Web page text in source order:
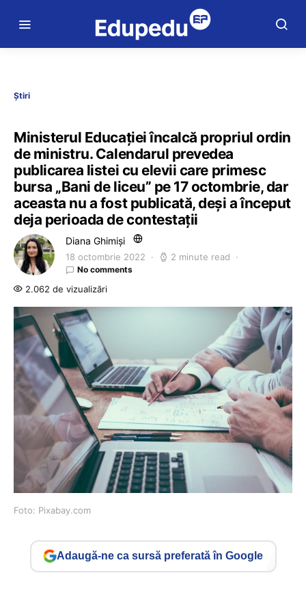
Știri
Ministerul Educației încalcă propriul ordin
de ministru. Calendarul prevedea
publicarea listei cu elevii care primesc
bursa „Bani de liceu” pe 17 octombrie, dar
aceasta nu a fost publicată, deși a început
deja perioada de contestații
Diana Ghimiși
18 octombrie 2022 2 minute read
No comments
2.062 de vizualizări
Foto: Pixabay.com
Adaugă-ne ca sursă preferată în Google